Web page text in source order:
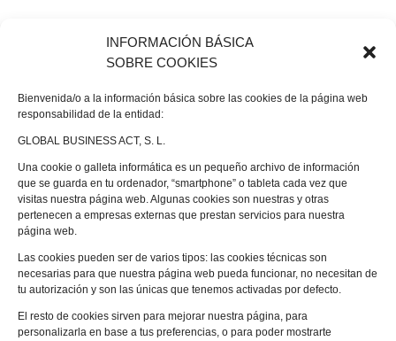
INFORMACIÓN BÁSICA
SOBRE COOKIES
Bienvenida/o a la información básica sobre las cookies de la página web
responsabilidad de la entidad:
GLOBAL BUSINESS ACT, S. L.
Una cookie o galleta informática es un pequeño archivo de información
que se guarda en tu ordenador, “smartphone” o tableta cada vez que
visitas nuestra página web. Algunas cookies son nuestras y otras
pertenecen a empresas externas que prestan servicios para nuestra
página web.
Las cookies pueden ser de varios tipos: las cookies técnicas son
necesarias para que nuestra página web pueda funcionar, no necesitan de
tu autorización y son las únicas que tenemos activadas por defecto.
El resto de cookies sirven para mejorar nuestra página, para
personalizarla en base a tus preferencias, o para poder mostrarte